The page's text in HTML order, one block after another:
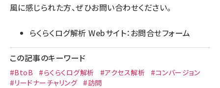
風に感じられた方、ぜひお問い合わせください。
らくらくログ解析 Webサイト：お問合せフォーム
この記事のキーワード
#BtoB #らくらくログ解析 #アクセス解析
#コンバージョン
#リードナーチャリング
#訪問